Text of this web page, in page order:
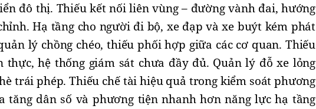
đô thị. Thiếu kết nối liên vùng – đường vành đai, hướng
Hạ tầng cho người đi bộ, xe đạp và xe buýt kém phát
lý chồng chéo, thiếu phối hợp giữa các cơ quan. Thiếu
hệ thống giám sát chưa đầy đủ. Quản lý đỗ xe lỏng
trái phép. Thiếu chế tài hiệu quả trong kiểm soát phương
tăng dân số và phương tiện nhanh hơn năng lực hạ tầng